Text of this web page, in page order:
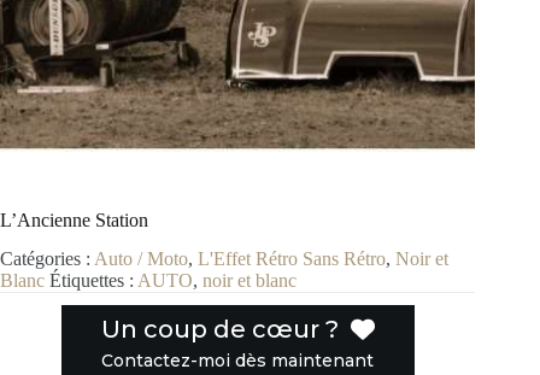
L’Ancienne Station
Catégories : Auto / Moto, L'Effet Rétro Sans Rétro, Noir et
Blanc Étiquettes : AUTO, noir et blanc
Un coup de cœur ?
Contactez-moi dès maintenant